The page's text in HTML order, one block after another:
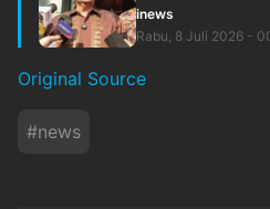
inews
Rabu, 8 Juli 2026 -
Original Source
#news